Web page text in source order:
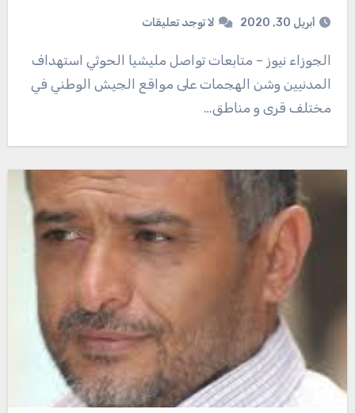
أبريل 30, 2020 لا توجد تعليقات
الجوزاء نيوز – متابعات تواصل مليشيا الحوثي استهداف
المدنيين وشن الهجمات على مواقع الجيش الوطني في
مختلف قرى و مناطق…